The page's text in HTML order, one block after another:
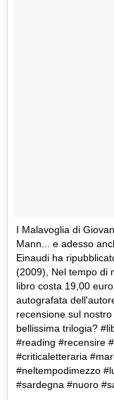
I Malavoglia di
Mann... e adesso
Einaudi ha
(2009), Nel tempo di
libro costa 19,00
autografata
recensione sul
bellissima trilogia?
#reading #recensire
#criticaletteraria
#neltempodimezzo
#sardegna #nuoro